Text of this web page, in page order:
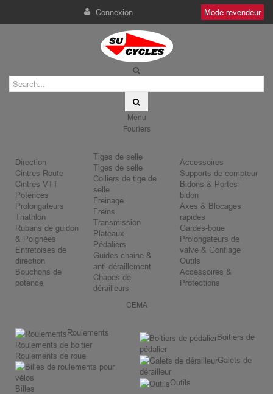
Connexion Mode revendeur
Menu
Fouriers
Direction
Cintres Route
Cintres VTT
Potences
Prolongateurs
Triathlon
Rubans de guidon
& Poignées
Entretoises de
direction
Bouchons de
potence
Tiges de selle
Tiges de selle
Colliers de tige de
selle
Freinage
Freins
Transmission
Plateaux
Pédaliers
Guides chaine &
anti-déraillement
Chapes de
dérailleurs
Accessoires
Supports de compteur
Bidons & Portes-
bidon
Axes & Blocages
rapides
Gardes-boue
Prolongateurs de
valve & Gonflage
Outils
Accessoires &
Protections
CEMA
Roulements
Roulements de boitier
Roulements de roue
Billes
Boitiers de
pédalier
Galets de
dérailleur
Outils